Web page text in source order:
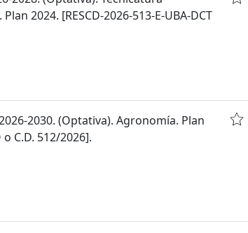
2024. [RESCD-2026-513-E-UBA-DCT
2030. (Optativa). Agronomía. Plan
o C.D. 512/2026].